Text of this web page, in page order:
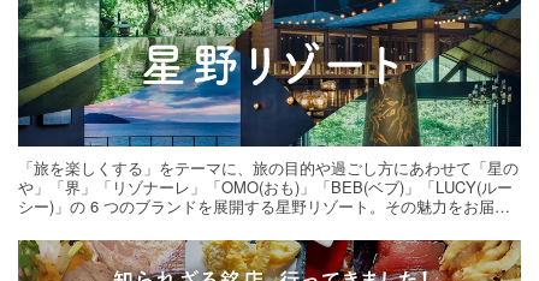
「旅を楽しくする」をテーマに、旅の目的や過ごし方にあわせて「星の
や」「界」「リゾナーレ」「OMO(おも)」「BEB(ベブ)」「LUCY(ルー
シー)」の 6 つのブランドを展開する星野リゾート。その魅力をお届け